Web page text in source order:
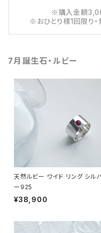
※購入金額
※おひとり様1回限り
7月誕生石・ルビー
天然ルビー ワイド リング シル
ー925
¥38,900